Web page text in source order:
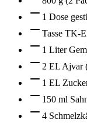
1 Dose
Tasse TK-
1 Liter
2 EL Ajvar
1 EL
150 ml
4